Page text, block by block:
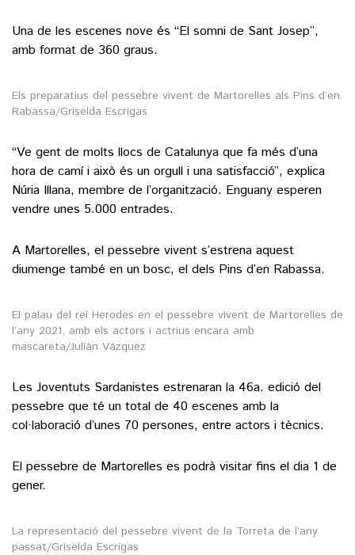
Una de les escenes nove és “El somni de Sant Josep”,
amb format de 360 graus.
Els preparatius del pessebre vivent de Martorelles als Pins d’en
Rabassa/Griselda Escrigas
“Ve gent de molts llocs de Catalunya que fa més d’una
hora de camí i això és un orgull i una satisfacció”, explica
Núria Illana, membre de l’organització. Enguany esperen
vendre unes 5.000 entrades.
A Martorelles, el pessebre vivent s’estrena aquest
diumenge també en un bosc, el dels Pins d’en Rabassa.
El palau del rei Herodes en el pessebre vivent de Martorelles de
l’any 2021, amb els actors i actrius encara amb
mascareta/Julián Vázquez
Les Joventuts Sardanistes estrenaran la 46a. edició del
pessebre que té un total de 40 escenes amb la
col·laboració d’unes 70 persones, entre actors i tècnics.
El pessebre de Martorelles es podrà visitar fins el dia 1 de
gener.
La representació del pessebre vivent de la Torreta de l’any
passat/Griselda Escrigas